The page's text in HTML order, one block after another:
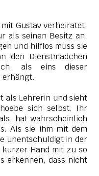
Gustav verheiratet.
als seinen Besitz an.
und hilflos muss sie
den Dienstmädchen
als eins dieser
erhängt.
als Lehrerin und sieht
sich selbst. Ihr
hat wahrscheinlich
Als sie ihm mit dem
unentschuldigt in der
Hand mit zu so
erkennen, dass nicht